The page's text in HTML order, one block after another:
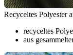
Recyceltes Polyester
recyceltes
aus